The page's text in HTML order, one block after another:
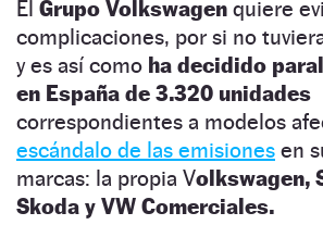
El Grupo Volkswagen quiere
complicaciones, por si no
y es así como ha decidido
en España de 3.320 unidades
correspondientes a modelos
escándalo de las emisiones en
marcas: la propia Volkswagen,
Skoda y VW Comerciales.